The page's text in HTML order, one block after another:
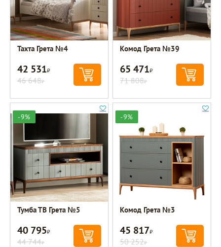
Тахта Грета №4
42 531Р
46 648Р
Комод Грета №39
65 471Р
71 808Р
-9%
Тумба ТВ Грета №5
40 795Р
44 744Р
-9%
Комод Грета №3
45 817Р
50 252Р